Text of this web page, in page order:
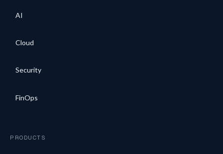
AI
Cloud
Security
FinOps
PRODUCTS